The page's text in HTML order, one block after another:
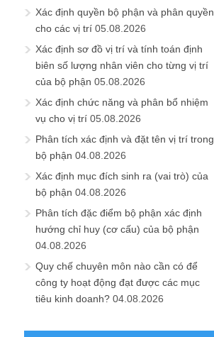
Xác định quyền bộ phận và phân quyền
cho các vị trí 05.08.2026
Xác định sơ đồ vị trí và tính toán định
biên số lượng nhân viên cho từng vị trí
của bộ phận 05.08.2026
Xác định chức năng và phân bổ nhiệm
vụ cho vị trí 05.08.2026
Phân tích xác định và đặt tên vị trí trong
bộ phận 04.08.2026
Xác định mục đích sinh ra (vai trò) của
bộ phận 04.08.2026
Phân tích đặc điểm bộ phận xác định
hướng chỉ huy (cơ cấu) của bộ phận
04.08.2026
Quy chế chuyên môn nào cần có để
công ty hoạt động đạt được các mục
tiêu kinh doanh? 04.08.2026